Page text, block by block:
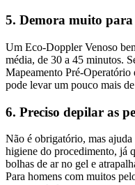
5. Demora muito para
Um Eco-Doppler Venoso
média, de 30 a 45 minutos.
Mapeamento Pré-Operatório
pode levar um pouco mais
6. Preciso depilar as
Não é obrigatório, mas
higiene do procedimento, já
bolhas de ar no gel e
Para homens com muitos